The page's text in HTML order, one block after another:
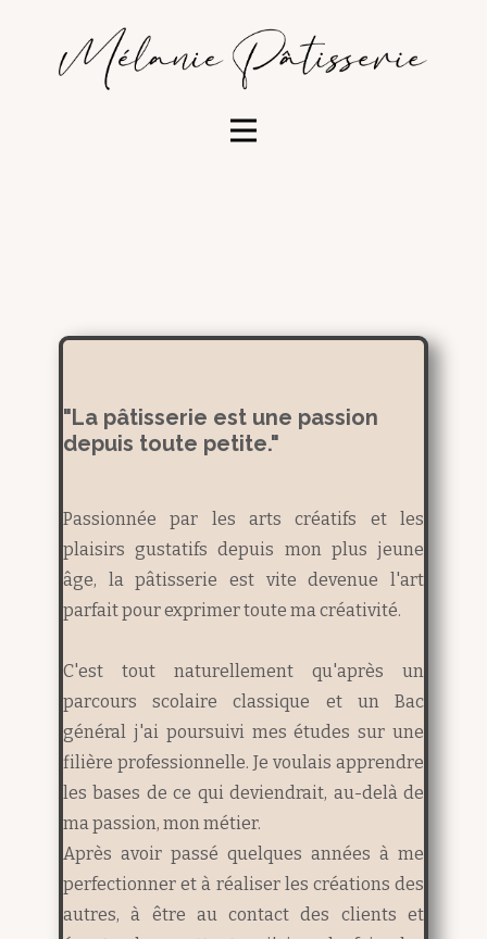
"La pâtisserie est une passion
depuis toute petite."
Passionnée par les arts créatifs et les
plaisirs gustatifs depuis mon plus jeune
âge, la pâtisserie est vite devenue l'art
parfait pour exprimer toute ma créativité.
C'est tout naturellement qu'après un
parcours scolaire classique et un Bac
général j'ai poursuivi mes études sur une
filière professionnelle. Je voulais apprendre
les bases de ce qui deviendrait, au-delà de
ma passion, mon métier.
Après avoir passé quelques années à me
perfectionner et à réaliser les créations des
autres, à être au contact des clients et